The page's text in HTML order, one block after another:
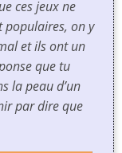
ces jeux ne
populaires, on y
et ils ont un
que tu
la peau d’un
par dire que